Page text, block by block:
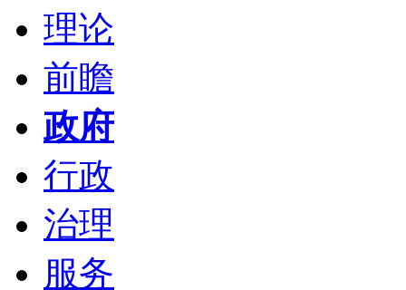
理论
前瞻
政府
行政
治理
服务